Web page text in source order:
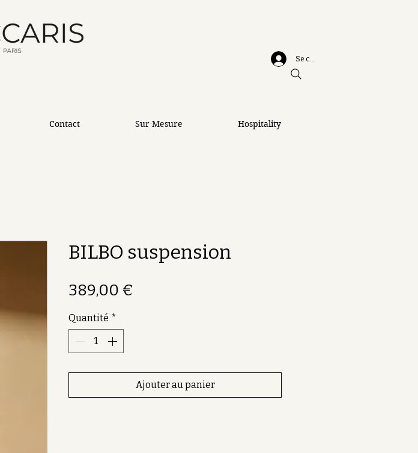
Se connecter
Contact Sur Mesure Hospitality
BILBO suspension
389,00 €
Quantité *
Ajouter au panier